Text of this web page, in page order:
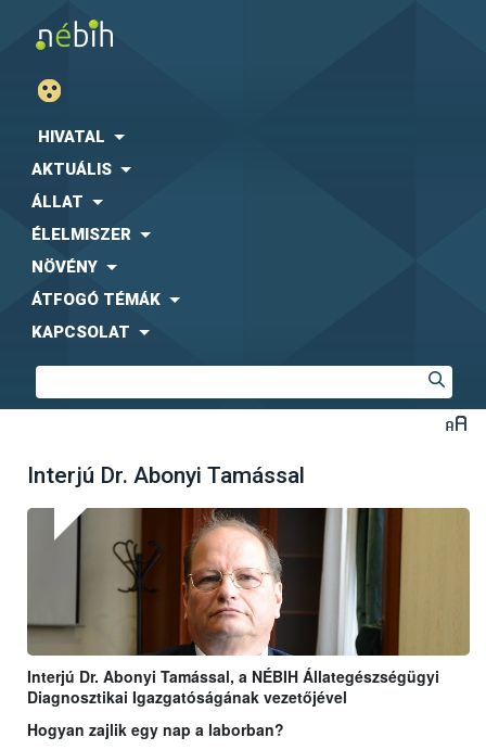
HIVATAL
AKTUÁLIS
ÁLLAT
ÉLELMISZER
NÖVÉNY
ÁTFOGÓ TÉMÁK
KAPCSOLAT
Interjú Dr. Abonyi Tamással
Interjú Dr. Abonyi Tamással, a NÉBIH Állategészségügyi
Diagnosztikai Igazgatóságának vezetőjével
Hogyan zajlik egy nap a laborban?